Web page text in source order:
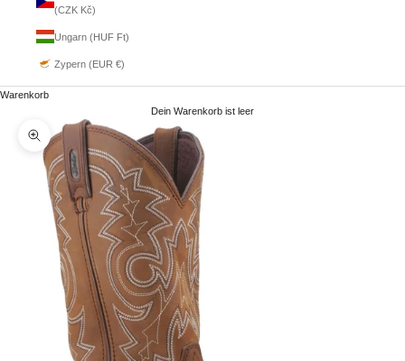
(CZK Kč)
Ungarn (HUF Ft)
Zypern (EUR €)
Warenkorb
Dein Warenkorb ist leer
Bild vergrößern